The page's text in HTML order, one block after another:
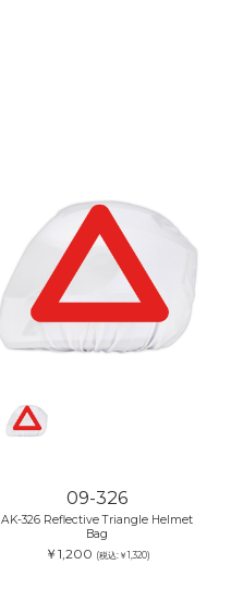
09-326
AK-326 Reflective Triangle Helmet
Bag
￥1,200 (税込:￥1,320)